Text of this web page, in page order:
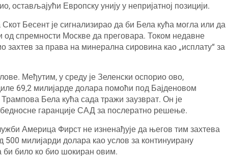
остављајући Европску унију у непријатној позицији.
Бесент је сигнализирао да би Бела кућа могла или да
од спремности Москве да преговара. Током недавне
захтев за права на минерална сировина као „исплату“ за
Међутим, у среду је Зеленски оспорио ово,
69,2 милијарде долара помоћи под Бајденовом
Бела кућа сада тражи заузврат. Он је
гаранције САД за послератно решење.
Америца Фирст не изненађује да његов тим захтева
милијарди долара као услов за континуирану
би било ко био шокиран овим.